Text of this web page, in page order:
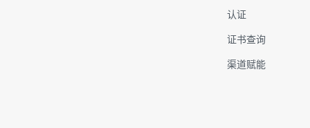
认证
证书查询
渠道赋能